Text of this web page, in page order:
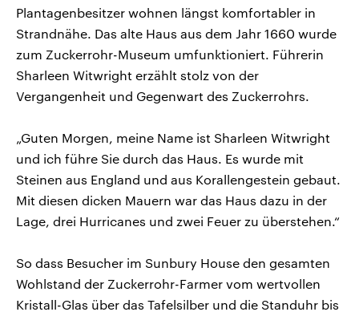
Plantagenbesitzer wohnen längst komfortabler in
Strandnähe. Das alte Haus aus dem Jahr 1660 wurde
zum Zuckerrohr-Museum umfunktioniert. Führerin
Sharleen Witwright erzählt stolz von der
Vergangenheit und Gegenwart des Zuckerrohrs.
„Guten Morgen, meine Name ist Sharleen Witwright
und ich führe Sie durch das Haus. Es wurde mit
Steinen aus England und aus Korallengestein gebaut.
Mit diesen dicken Mauern war das Haus dazu in der
Lage, drei Hurricanes und zwei Feuer zu überstehen.“
So dass Besucher im Sunbury House den gesamten
Wohlstand der Zuckerrohr-Farmer vom wertvollen
Kristall-Glas über das Tafelsilber und die Standuhr bis